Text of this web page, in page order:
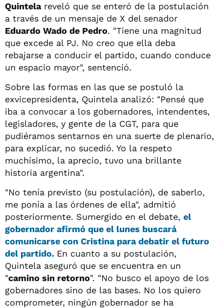
Quintelareveló que se enteró de la postulación
a través de un mensaje de X del senador
Eduardo Wado de Pedro. "Tiene una magnitud
que excede al PJ. No creo que ella deba
rebajarse a conducir el partido, cuando conduce
un espacio mayor", sentenció.
Sobre las formas en las que se postuló la
exvicepresidenta, Quintela analizó: "Pensé que
iba a convocar a los gobernadores, intendentes,
legisladores, y gente de la CGT, para que
pudiéramos sentarnos en una suerte de plenario,
para explicar, no sucedió. Yo la respeto
muchísimo, la aprecio, tuvo una brillante
historia argentina".
"No tenía previsto (su postulación), de saberlo,
me ponía a las órdenes de ella", admitió
posteriormente. Sumergido en el debate, el
gobernador afirmó que el lunes buscará
comunicarse con Cristina para debatir el futuro
del partido. En cuanto a su postulación,
Quintela aseguró que se encuentra en un
"camino sin retorno". "No busco el apoyo de los
gobernadores sino de las bases. No los quiero
comprometer, ningún gobernador se ha